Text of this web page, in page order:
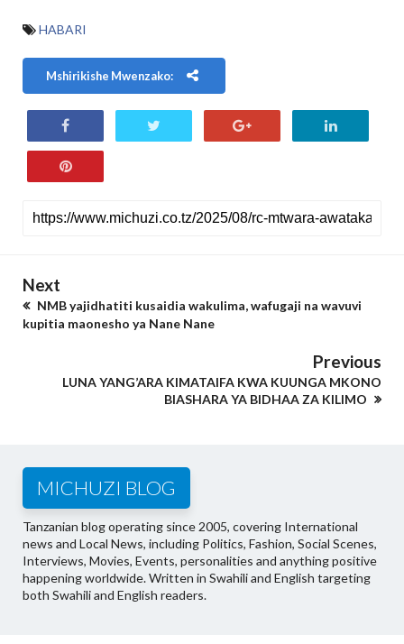
HABARI
Mshirikishe Mwenzako:
Next
NMB yajidhatiti kusaidia wakulima, wafugaji na wavuvi
kupitia maonesho ya Nane Nane
Previous
LUNA YANG’ARA KIMATAIFA KWA KUUNGA MKONO
BIASHARA YA BIDHAA ZA KILIMO
MICHUZI BLOG
Tanzanian blog operating since 2005, covering International
news and Local News, including Politics, Fashion, Social Scenes,
Interviews, Movies, Events, personalities and anything positive
happening worldwide. Written in Swahili and English targeting
both Swahili and English readers.